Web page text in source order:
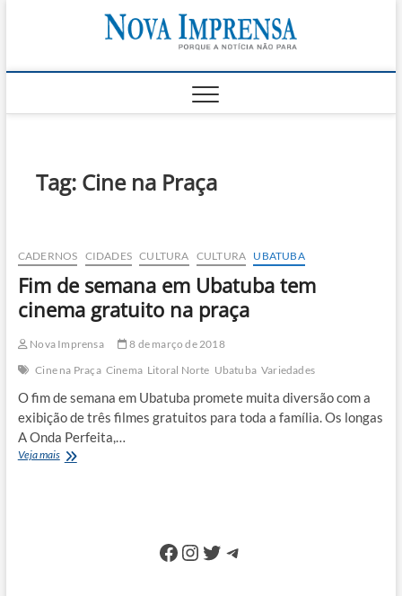
SÃO SEBASTIÃO,
Tag: Cine na Praça
CADERNOS CIDADES CULTURA CULTURA UBATUBA
Fim de semana em Ubatuba tem
cinema gratuito na praça
Nova Imprensa
8 de março de 2018
Cine na Praça Cinema Litoral Norte Ubatuba Variedades
O fim de semana em Ubatuba promete muita diversão com a
exibição de três filmes gratuitos para toda a família. Os longas
A Onda Perfeita,…
Veja maisFim
Facebook
Instagram
Twitter
Telegram